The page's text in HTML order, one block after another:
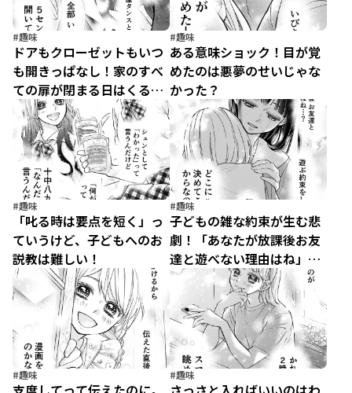
#趣味
ドアもクローゼットもいつ
も開きっぱなし！家のすべ
ての扉が閉まる日はくる
の⁉
#趣味
ある意味ショック！目が覚
めたのは悪夢のせいじゃな
かった？
#趣味
「叱る時は要点を短く」っ
ていうけど、子どもへのお
説教は難しい！
#趣味
子どもの雑な約束が生む悲
劇！「あなたが放課後お友
達と遊べない理由はね」／
少女漫画ぽく愚痴る。
（27）
#趣味 #趣味